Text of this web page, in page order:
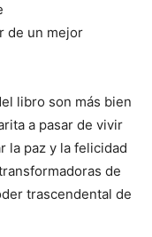
de un mejor
libro son más bien
a pasar de vivir
la paz y la felicidad
de
trascendental de